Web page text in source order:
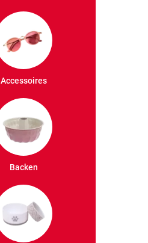
Accessoires
Backen